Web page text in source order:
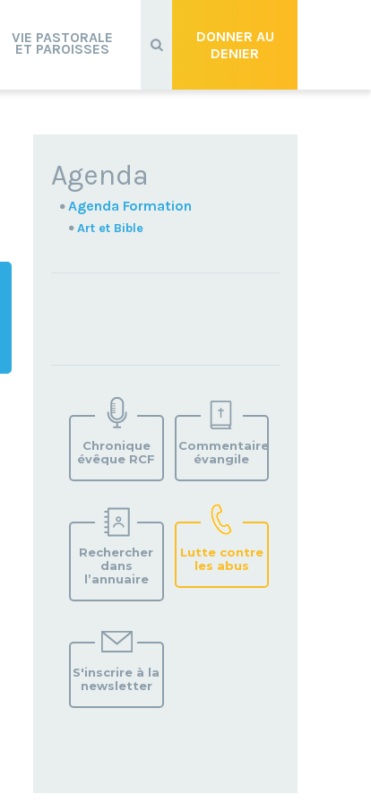
DONNER AU
DENIER
VIE PASTORALE
ET PAROISSES
NAVIGATION
Agenda
Agenda Formation
Art et Bible
VOTRE
PAROISSE
Chronique
évêque RCF
Commentaire
évangile
Rechercher
dans
l’annuaire
Lutte contre
les abus
S'inscrire à la
newsletter